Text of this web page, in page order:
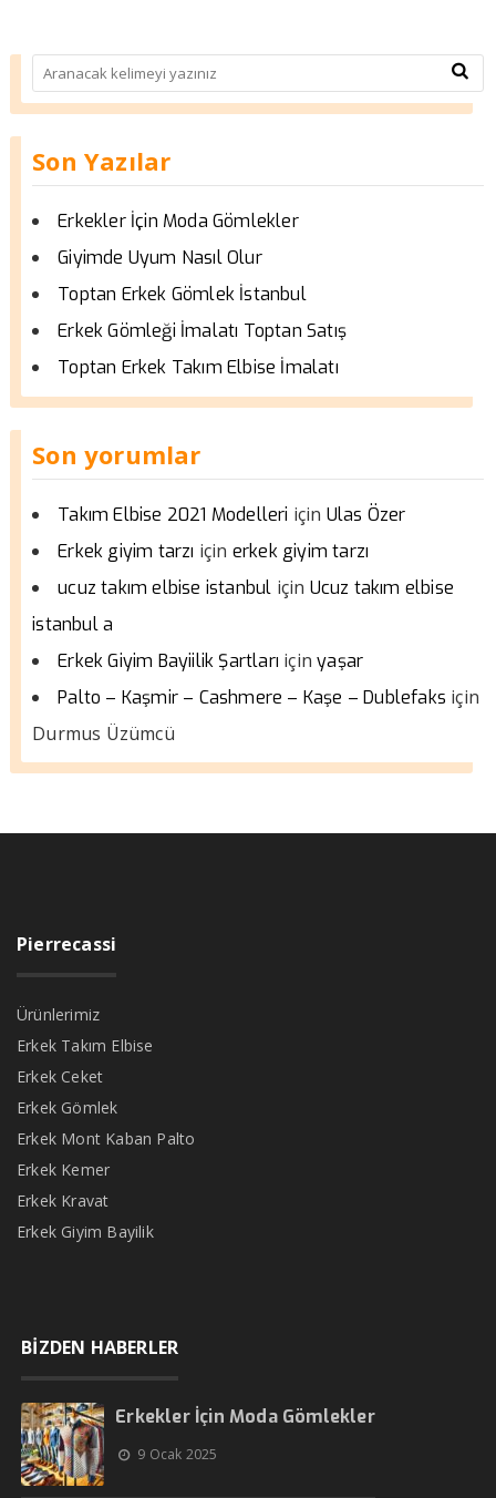
Son Yazılar
Erkekler İçin Moda Gömlekler
Giyimde Uyum Nasıl Olur
Toptan Erkek Gömlek İstanbul
Erkek Gömleği İmalatı Toptan Satış
Toptan Erkek Takım Elbise İmalatı
Son yorumlar
Takım Elbise 2021 Modelleri için Ulas Özer
Erkek giyim tarzı için erkek giyim tarzı
ucuz takım elbise istanbul için Ucuz takım elbise
istanbul a
Erkek Giyim Bayiilik Şartları içinyaşar
Palto – Kaşmir – Cashmere – Kaşe – Dublefaks için
Durmus Üzümcü
Pierrecassi
Ürünlerimiz
Erkek Takım Elbise
Erkek Ceket
Erkek Gömlek
Erkek Mont Kaban Palto
Erkek Kemer
Erkek Kravat
Erkek Giyim Bayilik
BİZDEN HABERLER
Erkekler İçin Moda Gömlekler
9 Ocak 2025